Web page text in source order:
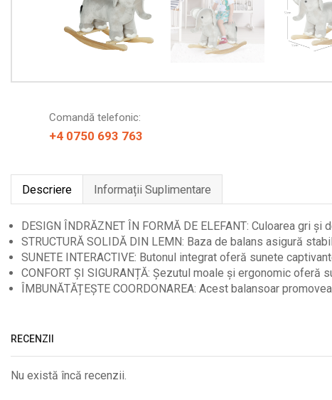
Comandă telefonic:
+4 0750 693 763
Descriere Informații Suplimentare
DESIGN ÎNDRĂZNET ÎN FORMĂ DE ELEFANT: Culoarea gri
STRUCTURĂ SOLIDĂ DIN LEMN: Baza de balans asigură
SUNETE INTERACTIVE: Butonul integrat oferă sunete
CONFORT ȘI SIGURANȚĂ: Șezutul moale și ergonomic
ÎMBUNĂTĂȚEȘTE COORDONAREA: Acest balansoar
RECENZII
Nu există încă recenzii.